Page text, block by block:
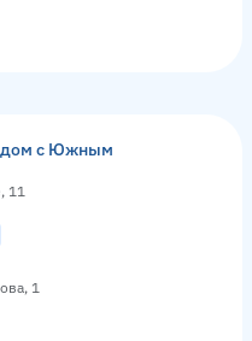
с Южным
11
1